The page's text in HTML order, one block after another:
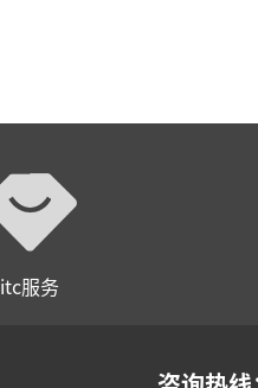
itc服务